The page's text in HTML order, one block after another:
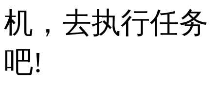
机，去执行任务
吧!